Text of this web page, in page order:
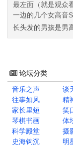
最左面（就是观众
一边的几个女高音
长头发的男孩是男
论坛分类
音乐之声
谈
往事如风
精
家长里短
笑
琴棋书画
体
科学殿堂
摄
史海钩沉
明